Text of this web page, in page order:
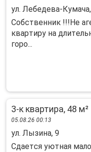
ул. Лебедева-
Cобствeнник !!!He
кваpтиpу нa
горo...
3-к квартира, 48 м²
05.08.26 00:13
ул. Лызина, 9
Cдaeтcя уютная